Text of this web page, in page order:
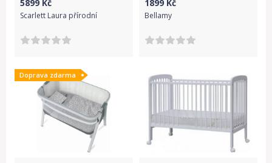
5899 Kč
Scarlett Laura přírodní
1899 Kč
Bellamy
Doprava zdarma